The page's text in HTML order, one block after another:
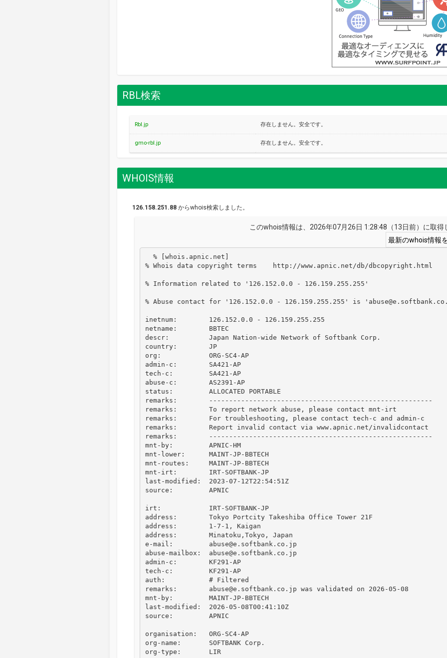
RBL検索
Rbl.jp 存在しません。安全です。
gmo-rbl.jp 存在しません。安全です。
WHOIS情報
126.158.251.88 からwhois検索しました。
このwhois情報は、2026年07月26日 1:28:48（13日前）に取得
% Whois data copyright terms    http://www.apnic.net/db/dbcopyright.html
% Information related to '126.152.0.0 - 126.159.255.255'
% Abuse contact for '126.152.0.0 - 126.159.255.255' is
inetnum:        126.152.0.0 - 126.159.255.255
netname:        BBTEC
descr:          Japan Nation-wide Network of Softbank Corp.
country:        JP
org:            ORG-SC4-AP
admin-c:        SA421-AP
tech-c:         SA421-AP
abuse-c:        AS2391-AP
status:         ALLOCATED PORTABLE
remarks:        --------------------------------------------------------
remarks:        To report network abuse, please contact mnt-irt
remarks:        For troubleshooting, please contact tech-c and admin-c
remarks:        Report invalid contact via www.apnic.net/invalidcontact
remarks:        --------------------------------------------------------
mnt-by:         APNIC-HM
mnt-lower:      MAINT-JP-BBTECH
mnt-routes:     MAINT-JP-BBTECH
mnt-irt:        IRT-SOFTBANK-JP
last-modified:  2023-07-12T22:54:51Z
source:         APNIC
irt:            IRT-SOFTBANK-JP
address:        Tokyo Portcity Takeshiba Office Tower 21F
address:        1-7-1, Kaigan
address:        Minatoku,Tokyo, Japan
e-mail:         abuse@e.softbank.co.jp
abuse-mailbox:  abuse@e.softbank.co.jp
admin-c:        KF291-AP
tech-c:         KF291-AP
auth:           # Filtered
remarks:        abuse@e.softbank.co.jp was validated on 2026-05-08
mnt-by:         MAINT-JP-BBTECH
last-modified:  2026-05-08T00:41:10Z
source:         APNIC
organisation:   ORG-SC4-AP
org-name:       SOFTBANK Corp.
org-type:       LIR